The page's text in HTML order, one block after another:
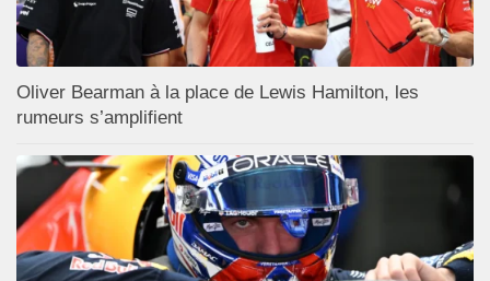
Oliver Bearman à la place de Lewis Hamilton, les
rumeurs s’amplifient